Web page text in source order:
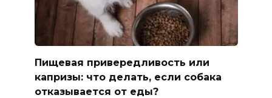
Пищевая привередливость или
капризы: что делать, если собака
отказывается от еды?